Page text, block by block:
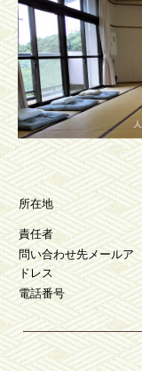
所在地
責任者
問い合わせ先メールア
ドレス
電話番号